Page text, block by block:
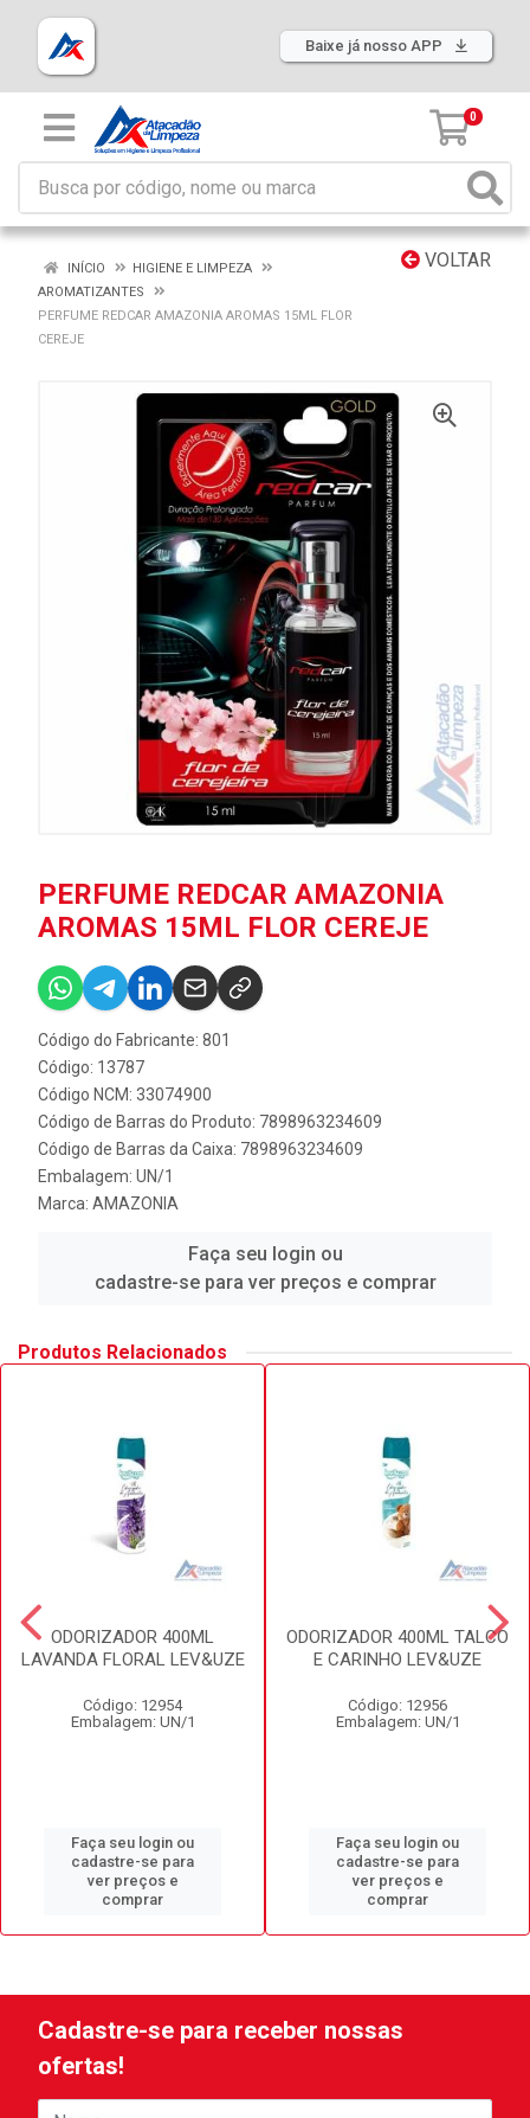
Baixe já nosso APP
0
VOLTAR
INÍCIO
HIGIENE E LIMPEZA
AROMATIZANTES
PERFUME REDCAR AMAZONIA AROMAS 15ML FLOR
CEREJE
PERFUME REDCAR AMAZONIA
AROMAS 15ML FLOR CEREJE
Código do Fabricante: 801
Código: 13787
Código NCM: 33074900
Código de Barras do Produto: 7898963234609
Código de Barras da Caixa: 7898963234609
Embalagem: UN/1
Marca: AMAZONIA
Faça seu login ou
cadastre-se para ver preços e comprar
Produtos Relacionados
ODORIZADOR 400ML
LAVANDA FLORAL LEV&UZE
Código: 12954
Embalagem: UN/1
Faça seu login ou
cadastre-se para
ver preços e
comprar
ODORIZADOR 400ML TALCO
E CARINHO LEV&UZE
Código: 12956
Embalagem: UN/1
Faça seu login ou
cadastre-se para
ver preços e
comprar
Cadastre-se para receber nossas
ofertas!